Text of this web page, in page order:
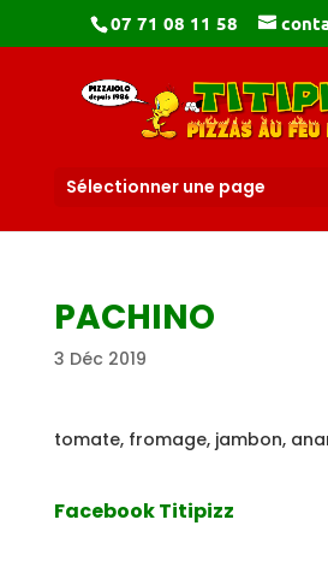
07 71 08 11 58
Sélectionner une page
PACHINO
3 Déc 2019
tomate, fromage, jambon,
Facebook Titipizz